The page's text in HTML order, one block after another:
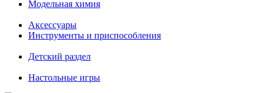
Модельная химия
Аксессуары
Инструменты и приспособления
Детский раздел
Настольные игры